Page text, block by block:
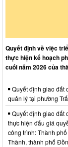
Quyết định về việc
thực hiện kế hoạch
cuối năm 2026 của
Quyết định giao đất
quản lý tại phường
Quyết định giao đất
thực hiện đấu giá
công trình: Thành
Thành, thành phố